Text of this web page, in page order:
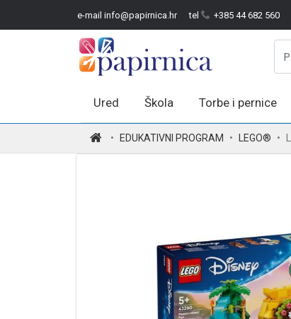
e-mail info@papirnica.hr tel +385 44 682 560
Ured Škola Torbe i pernice
EDUKATIVNI PROGRAM LEGO®